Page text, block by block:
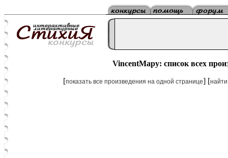
VincentMapy: список всех
[показать все произведения на одной странице] [